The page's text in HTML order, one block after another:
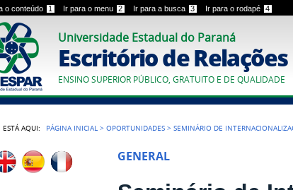
o conteúdo 1 Ir para o menu 2 Ir para a busca 3 Ir para o rodapé 4
Universidade Estadual do Paraná
Escritório de
ENSINO SUPERIOR PÚBLICO, GRATUITO E DE QUALIDADE
ESTÁ AQUI: PÁGINA INICIAL >OPORTUNIDADES >SEMINÁRIO DE
GENERAL